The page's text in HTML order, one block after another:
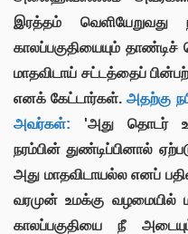
இரத்தம் வெளியேறுவது
காலப்பகுதியையும்
மாதவிடாய் சட்டத்தைப்
எனக் கேட்டார்கள். அதற்கு
அவர்கள்: 'அது தொடர்
நரம்பின் துண்டிப்பினால்
அது மாதவிடாயல்ல எனப்
வரமுன் உமக்கு வழமையில்
காலப்பகுதியை நீ